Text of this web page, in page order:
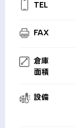
TEL
FAX
倉庫
面積
設備